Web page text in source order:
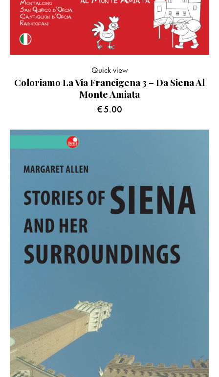
Coloriamo La Via Francigena 3 – Da Siena Al
Monte Amiata
€5.00
Quick view